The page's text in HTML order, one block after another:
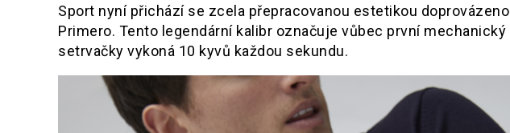
Sport nyní přichází se zcela přepracovanou estetikou
Primero. Tento legendární kalibr označuje vůbec první
setrvačky vykoná 10 kyvů každou sekundu.